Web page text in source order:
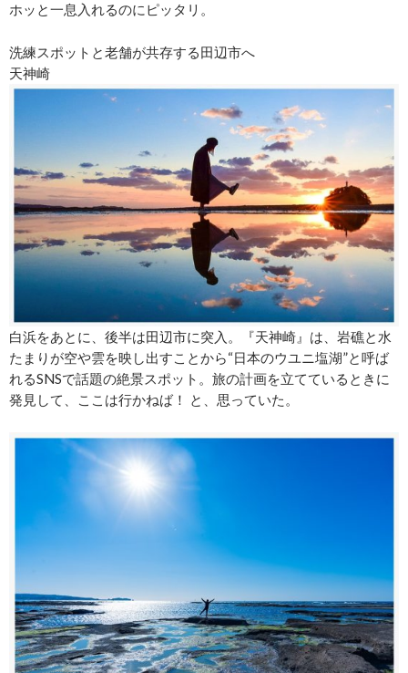
ホッと一息入れるのにピッタリ。
洗練スポットと老舗が共存する田辺市へ
天神崎
白浜をあとに、後半は田辺市に突入。『天神崎』は、岩礁と水
たまりが空や雲を映し出すことから“日本のウユニ塩湖”と呼ば
れるSNSで話題の絶景スポット。旅の計画を立てているときに
発見して、ここは行かねば！ と、思っていた。